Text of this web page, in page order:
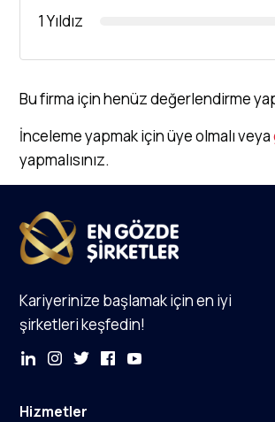
1 Yıldız
Bu firma için henüz değerlendirme
İnceleme yapmak için üye olmalı veya
yapmalısınız.
Kariyerinize başlamak için en iyi
şirketleri keşfedin!
Hizmetler